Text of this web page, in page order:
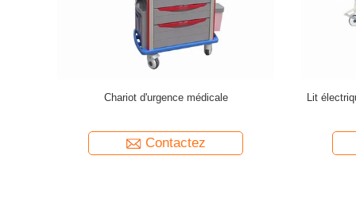
hauteur Lit d'hôpital électrique 5
Commandeur de lit de soins intensifs